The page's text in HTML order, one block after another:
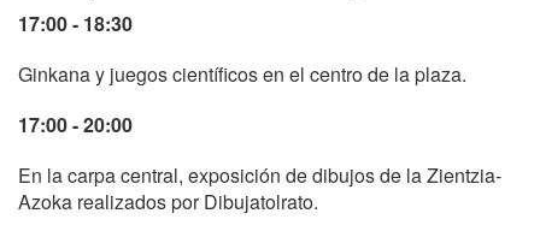
17:00 - 18:30
Ginkana y juegos científicos en el centro de la plaza.
17:00 - 20:00
En la carpa central, exposición de dibujos de la Zientzia-
Azoka realizados por Dibujatolrato.